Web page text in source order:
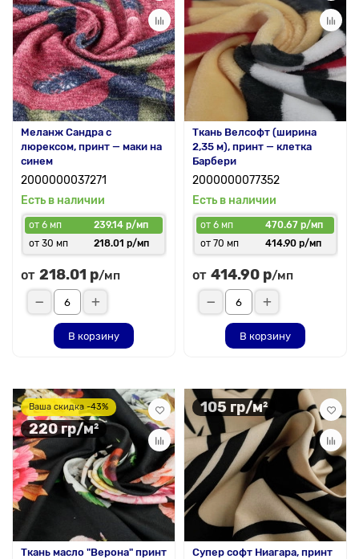
Меланж Сандра с
люрексом, принт — маки на
синем
2000000037271
Есть в наличии
от 6 мп
239.14 р/мп
от 30 мп
218.01 р/мп
от 218.01 р/мп
В корзину
Ткань Велсофт (ширина
2,35 м), принт — клетка
Барбери
2000000077352
Есть в наличии
от 6 мп
470.67 р/мп
от 70 мп
414.90 р/мп
от 414.90 р/мп
В корзину
Ваша скидка -43%
220 гр/м²
Ткань масло "Верона" принт
105 гр/м²
Супер софт Ниагара, принт